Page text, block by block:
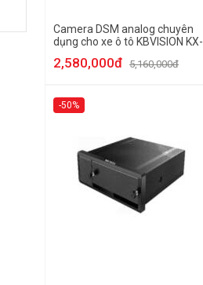
Camera DSM analog chuyên
dụng cho xe ô tô KBVISION KX-
FM1001-DSM
2,580,000đ 5,160,000đ
-50%